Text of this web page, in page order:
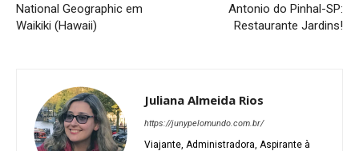
National Geographic em
Waikiki (Hawaii)
Antonio do Pinhal-SP:
Restaurante Jardins!
Juliana Almeida Rios
https://junypelomundo.com.br/
Viajante, Administradora, Aspirante à